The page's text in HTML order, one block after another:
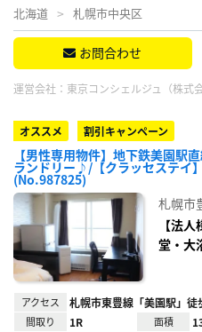
北海道 札幌市中央区
お問合わせ
運営会社： 東京コンシェルジュ（株式
オススメ 割引キャンペーン
【男性専用物件】地下鉄美園駅
ランドリー♪/【クラッセステイ
(No.987825)
札幌市
【法
堂・大
アクセス 札幌市東豊線「美園駅」徒
間取り 1R 面積